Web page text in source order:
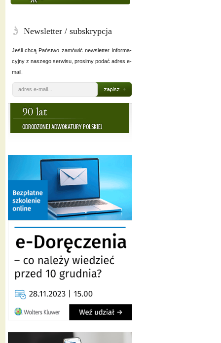
Newsletter / subskrypcja
Jeśli chcą Państwo zamówić newsletter informa-
cyjny z naszego serwisu, prosimy podać adres e-
mail.